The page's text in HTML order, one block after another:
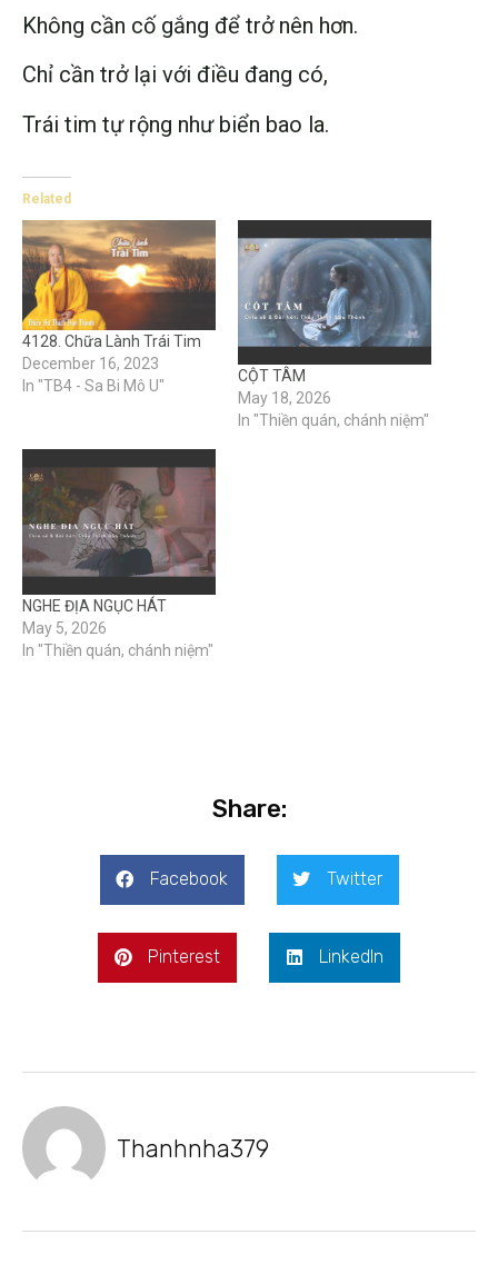
Không cần cố gắng để trở nên hơn.
Chỉ cần trở lại với điều đang có,
Trái tim tự rộng như biển bao la.
Related
4128. Chữa Lành Trái Tim
December 16, 2023
In "TB4 - Sa Bi Mô U"
CỘT TÂM
May 18, 2026
In "Thiền quán, chánh niệm"
NGHE ĐỊA NGỤC HÁT
May 5, 2026
In "Thiền quán, chánh niệm"
Share:
Facebook Twitter
Pinterest LinkedIn
Thanhnha379